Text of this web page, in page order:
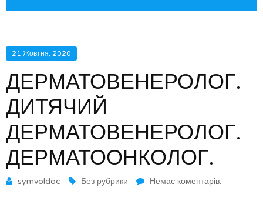
21 Жовтня, 2020
ДЕРМАТОВЕНЕРОЛОГ.
ДИТЯЧИЙ
ДЕРМАТОВЕНЕРОЛОГ.
ДЕРМАТООНКОЛОГ.
symvoldoc Без рубрики Немає коментарів.